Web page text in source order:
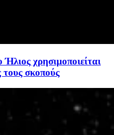
χρησιμοποιείται
τους σκοπούς